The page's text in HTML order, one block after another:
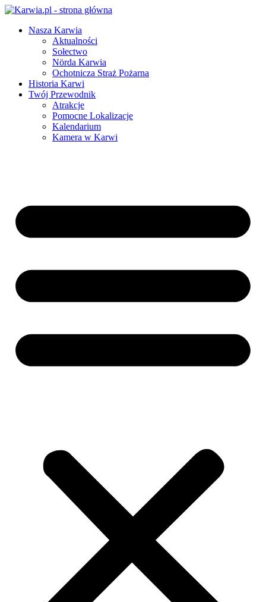
Nasza Karwia
Aktualności
Sołectwo
Nörda Karwia
Ochotnicza Straż Pożarna
Historia Karwi
Twój Przewodnik
Atrakcje
Pomocne Lokalizacje
Kalendarium
Kamera w Karwi